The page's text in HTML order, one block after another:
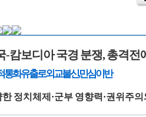
-캄보디아 국경 분쟁, 총격전
통화 유출로 외교 불신, 민심 이반
한 정치체제·군부 영향력·권위주